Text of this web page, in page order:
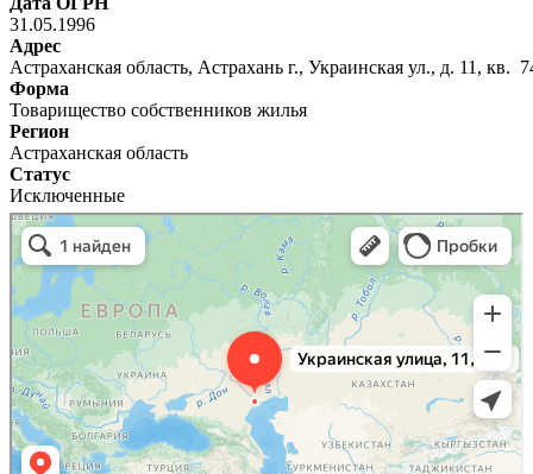
31.05.1996
Адрес
Астраханская область, Астрахань г., Украинская ул., д. 11, кв.
Форма
Товарищество собственников жилья
Регион
Астраханская область
Статус
Исключенные